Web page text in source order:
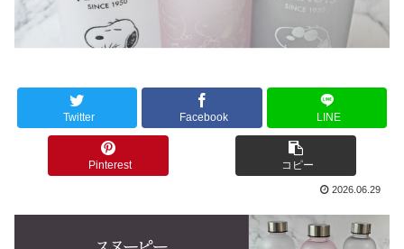
Twitter Facebook LINE
Pinterest コピー
2026.06.29